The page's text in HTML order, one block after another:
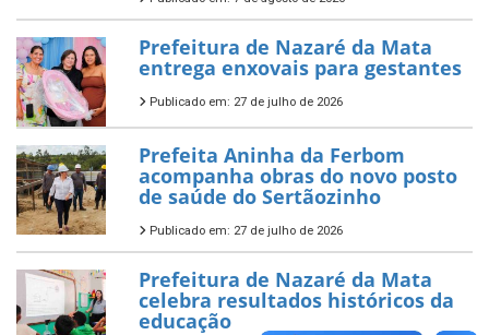
Prefeitura de Nazaré da Mata
entrega enxovais para gestantes
Publicado em: 27 de julho de 2026
Prefeita Aninha da Ferbom
acompanha obras do novo posto
de saúde do Sertãozinho
Publicado em: 27 de julho de 2026
Prefeitura de Nazaré da Mata
celebra resultados históricos da
educação